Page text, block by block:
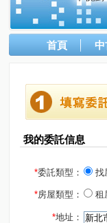
首頁 中
我的委託信息
*委託類型： 找
*房屋類型： 租
*地址：